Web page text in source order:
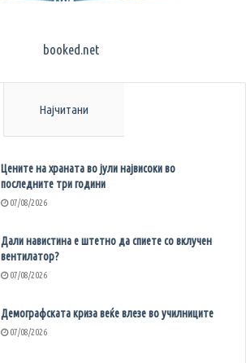
Најчитани
Цените на храната во јули највисоки во
последните три години
07/08/2026
Дали навистина е штетно да спиете со вклучен
вентилатор?
07/08/2026
Демографската криза веќе влезе во училниците
07/08/2026